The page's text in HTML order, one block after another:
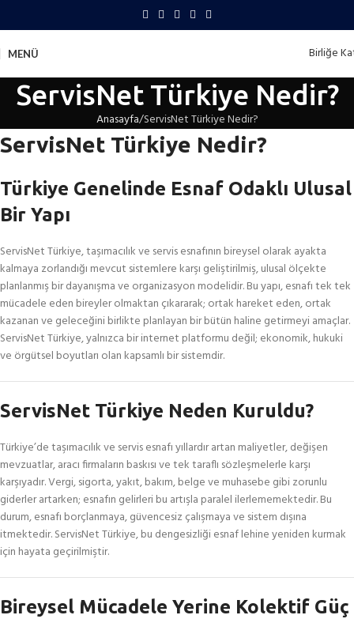
MENÜ Birliğe
ServisNet Türkiye Nedir?
Anasayfa ServisNet Türkiye Nedir?
ServisNet Türkiye Nedir?
Türkiye Genelinde Esnaf Odaklı Ulusal
Bir Yapı
ServisNet Türkiye, taşımacılık ve servis esnafının bireysel olarak ayakta
kalmaya zorlandığı mevcut sistemlere karşı geliştirilmiş, ulusal ölçekte
planlanmış bir dayanışma ve organizasyon modelidir. Bu yapı, esnafı tek tek
mücadele eden bireyler olmaktan çıkararak; ortak hareket eden, ortak
kazanan ve geleceğini birlikte planlayan bir bütün haline getirmeyi amaçlar.
ServisNet Türkiye, yalnızca bir internet platformu değil; ekonomik, hukuki
ve örgütsel boyutları olan kapsamlı bir sistemdir.
ServisNet Türkiye Neden Kuruldu?
Türkiye’de taşımacılık ve servis esnafı yıllardır artan maliyetler, değişen
mevzuatlar, aracı firmaların baskısı ve tek taraflı sözleşmelerle karşı
karşıyadır. Vergi, sigorta, yakıt, bakım, belge ve muhasebe gibi zorunlu
giderler artarken; esnafın gelirleri bu artışla paralel ilerlememektedir. Bu
durum, esnafı borçlanmaya, güvencesiz çalışmaya ve sistem dışına
itmektedir. ServisNet Türkiye, bu dengesizliği esnaf lehine yeniden kurmak
için hayata geçirilmiştir.
Bireysel Mücadele Yerine Kolektif Güç